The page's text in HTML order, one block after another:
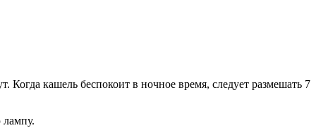
Когда кашель беспокоит в ночное время, следует размешать 7